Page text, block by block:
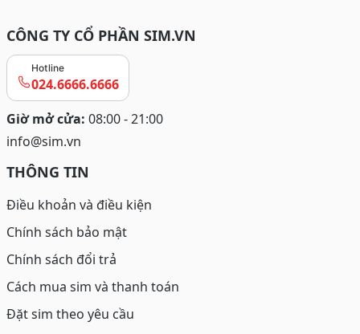
CÔNG TY CỔ PHẦN SIM.VN
Hotline
024.6666.6666
Giờ mở cửa: 08:00 - 21:00
info@sim.vn
THÔNG TIN
Điều khoản và điều kiện
Chính sách bảo mật
Chính sách đổi trả
Cách mua sim và thanh toán
Đặt sim theo yêu cầu